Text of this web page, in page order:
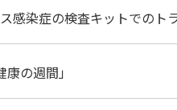
感染症の検査キットでのト
の週間」